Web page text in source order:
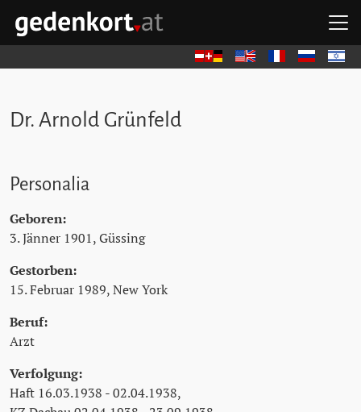
Zum Hauptinhalt springen
Zum Hauptmenü springen
Zu den Quicklinks springen
GEDENKORT - STARTSEITE
DeutschEnglish FrançaisРусский
עברית
Dr. Arnold Grünfeld
Personalia
Geboren:
3. Jänner 1901, Güssing
Gestorben:
15. Februar 1989, New York
Beruf:
Arzt
Verfolgung:
Haft 16.03.1938 - 02.04.1938,